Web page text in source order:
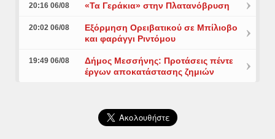
20:16 06/08 «Τα Γεράκια» στην Πλατανόβρυση
20:02 06/08
Εξόρμηση Ορειβατικού σε Μπίλιοβο
και φαράγγι Ριντόμου
19:49 06/08
Δήμος Μεσσήνης: Προτάσεις πέντε
έργων αποκατάστασης ζημιών